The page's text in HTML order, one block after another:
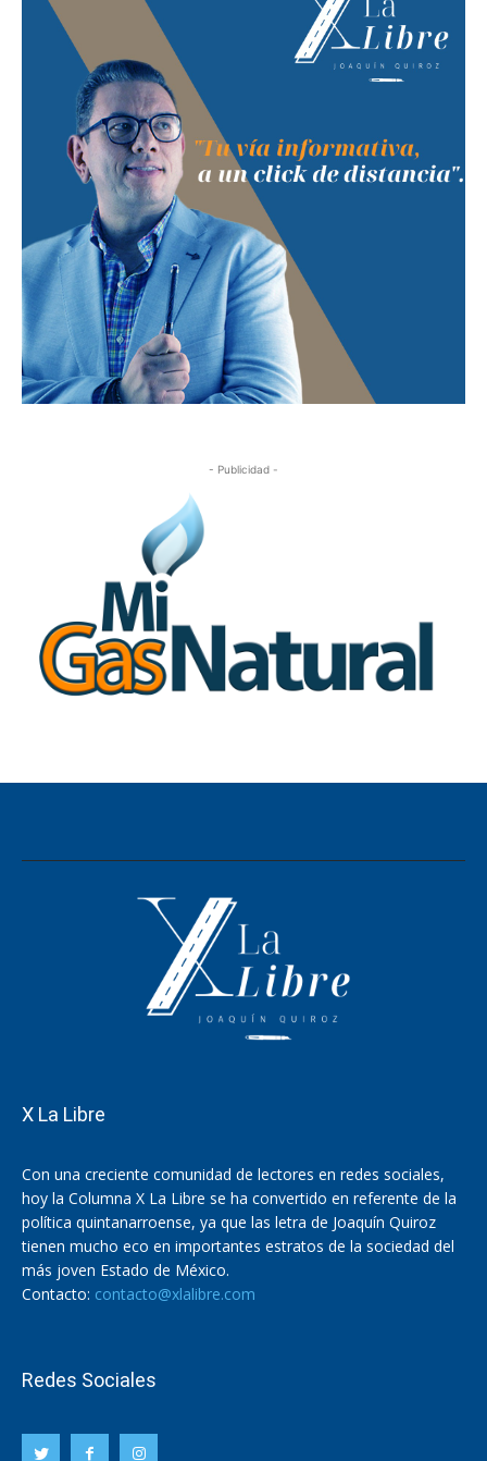
X La Libre
Con una creciente comunidad de lectores en redes sociales,
hoy la Columna X La Libre se ha convertido en referente de la
política quintanarroense, ya que las letra de Joaquín Quiroz
tienen mucho eco en importantes estratos de la sociedad del
más joven Estado de México.
Contacto: contacto@xlalibre.com
Redes Sociales